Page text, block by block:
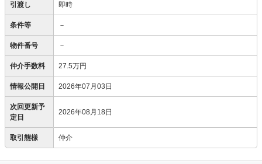
引渡し 即時
条件等 －
物件番号 －
仲介手数料 27.5万円
情報公開日 2026年07月03日
次回更新予
定日
2026年08月18日
取引態様 仲介